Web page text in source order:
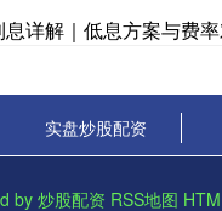
详解｜低息方案与费
实盘炒股配资
by 炒股配资 RSS地图